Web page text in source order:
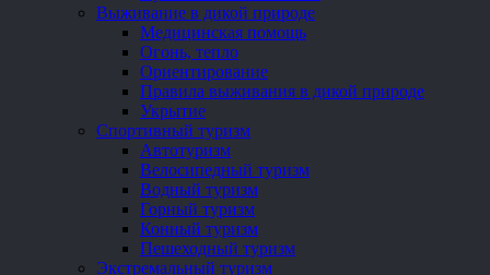
Выживание в дикой природе
Медицинская помощь
Огонь, тепло
Ориентирование
Правила выживания в дикой природе
Укрытие
Спортивный туризм
Автотуризм
Велосипедный туризм
Водный туризм
Горный туризм
Конный туризм
Пешеходный туризм
Экстремальный туризм